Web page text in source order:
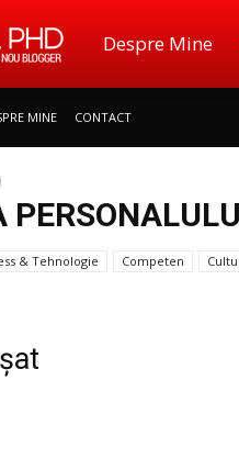
Doru
|
Despre Mine
MINE CONTACT
& Tehnologie Competen